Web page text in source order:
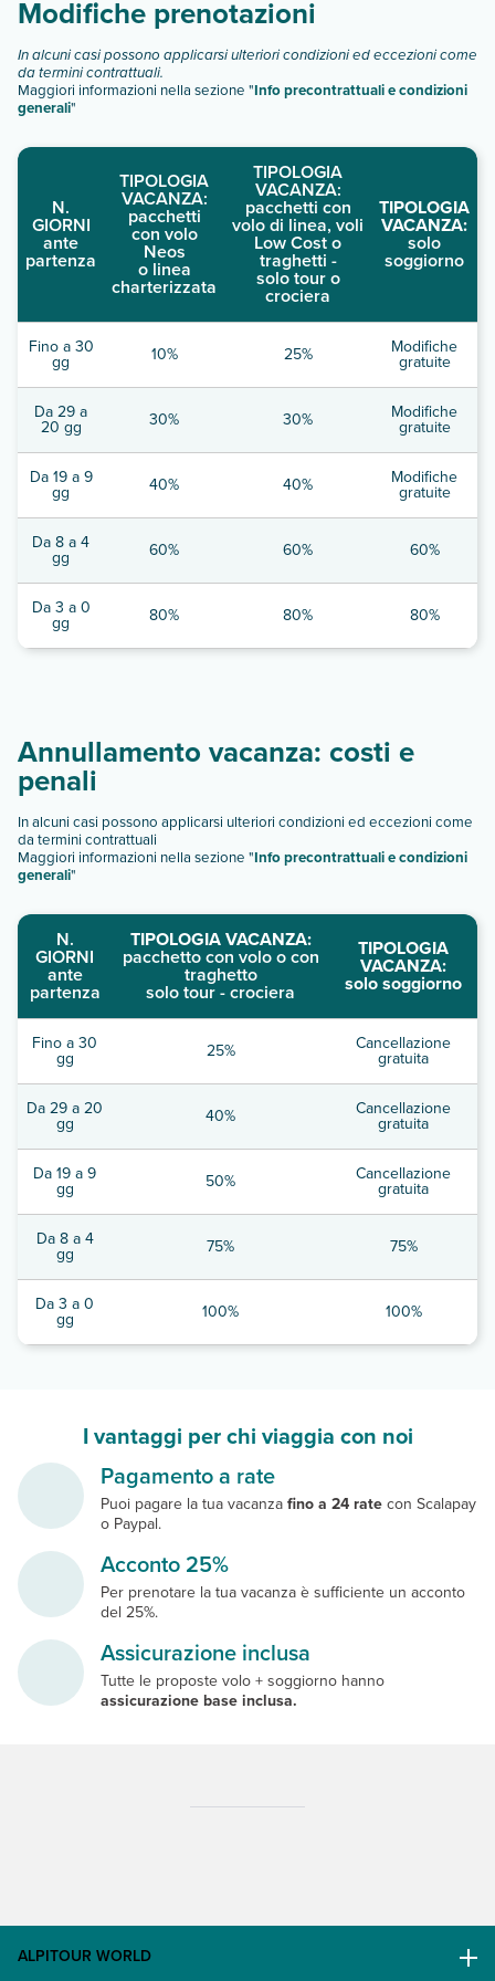
Modifiche prenotazioni
In alcuni casi possono applicarsi ulteriori condizioni ed eccezioni come
da termini contrattuali.
Maggiori informazioni nella sezione "Info precontrattuali e condizioni
generali"
N.
GIORNI
ante
partenza
TIPOLOGIA
VACANZA:
pacchetti
con volo
Neos
o linea
charterizzata
TIPOLOGIA
VACANZA:
pacchetti con
volo di linea, voli
Low Cost o
traghetti -
solo tour o
crociera
TIPOLOGIA
VACANZA:
solo
soggiorno
Fino a 30
gg 10% 25% Modifiche
gratuite
Da 29 a
20 gg 30% 30% Modifiche
gratuite
Da 19 a 9
gg 40% 40% Modifiche
gratuite
Da 8 a 4
gg 60% 60% 60%
Da 3 a 0
gg 80% 80% 80%
Annullamento vacanza: costi e
penali
In alcuni casi possono applicarsi ulteriori condizioni ed eccezioni come
da termini contrattuali
Maggiori informazioni nella sezione "Info precontrattuali e condizioni
generali"
N.
GIORNI
ante
partenza
TIPOLOGIA VACANZA:
pacchetto con volo o con
traghetto
solo tour - crociera
TIPOLOGIA
VACANZA:
solo soggiorno
Fino a 30
gg 25% Cancellazione
gratuita
Da 29 a 20
gg 40% Cancellazione
gratuita
Da 19 a 9
gg 50% Cancellazione
gratuita
Da 8 a 4
gg 75% 75%
Da 3 a 0
gg 100% 100%
I vantaggi per chi viaggia con noi
Pagamento a rate
Puoi pagare la tua vacanzafino a 24 ratecon Scalapay
o Paypal.
Acconto 25%
Per prenotare la tua vacanza è sufficiente un acconto
del 25%.
Assicurazione inclusa
Tutte le proposte volo + soggiorno hanno
assicurazione base inclusa.
ALPITOUR WORLD